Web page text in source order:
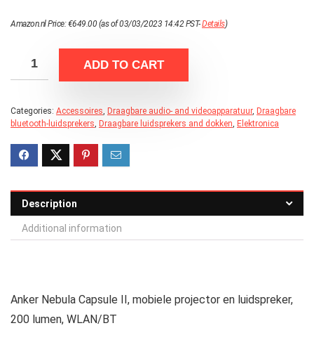
Amazon.nl Price:€649.00(as of 03/03/2023 14:42 PST-Details)
ADD TO CART
Categories: Accessoires Draagbare audio- and videoapparatuur, Draagbare
bluetooth-luidsprekers Draagbare luidsprekers and dokken Elektronica
Description
Additional information
Anker Nebula Capsule II, mobiele projector en luidspreker,
200 lumen, WLAN/BT